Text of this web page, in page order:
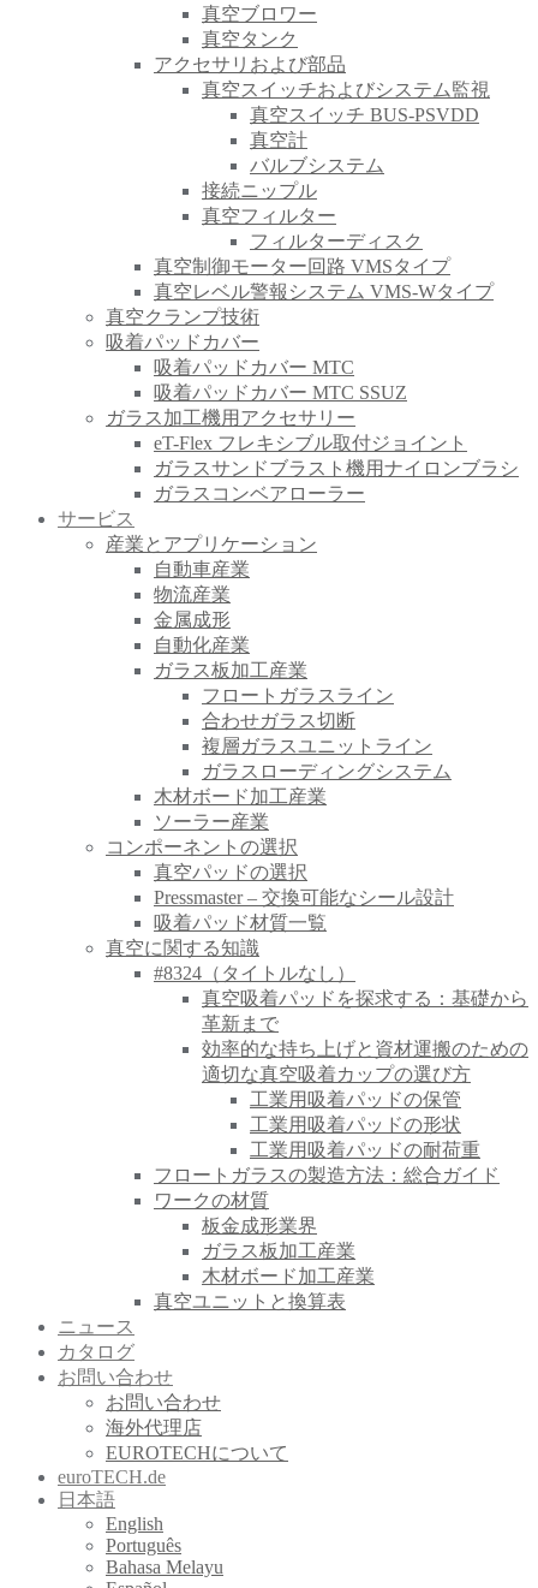
真空ブロワー
真空タンク
アクセサリおよび部品
真空スイッチおよびシステム監視
真空スイッチ BUS-PSVDD
真空計
バルブシステム
接続ニップル
真空フィルター
フィルターディスク
真空制御モーター回路 VMSタイプ
真空レベル警報システム VMS-Wタイプ
真空クランプ技術
吸着パッドカバー
吸着パッドカバー MTC
吸着パッドカバー MTC SSUZ
ガラス加工機用アクセサリー
eT-Flex フレキシブル取付ジョイント
ガラスサンドブラスト機用ナイロンブラシ
ガラスコンベアローラー
サービス
産業とアプリケーション
自動車産業
物流産業
金属成形
自動化産業
ガラス板加工産業
フロートガラスライン
合わせガラス切断
複層ガラスユニットライン
ガラスローディングシステム
木材ボード加工産業
ソーラー産業
コンポーネントの選択
真空パッドの選択
Pressmaster – 交換可能なシール設計
吸着パッド材質一覧
真空に関する知識
#8324（タイトルなし）
真空吸着パッドを探求する：基礎から
革新まで
効率的な持ち上げと資材運搬のための
適切な真空吸着カップの選び方
工業用吸着パッドの保管
工業用吸着パッドの形状
工業用吸着パッドの耐荷重
フロートガラスの製造方法：総合ガイド
ワークの材質
板金成形業界
ガラス板加工産業
木材ボード加工産業
真空ユニットと換算表
ニュース
カタログ
お問い合わせ
お問い合わせ
海外代理店
EUROTECHについて
euroTECH.de
日本語
English
Português
Bahasa Melayu